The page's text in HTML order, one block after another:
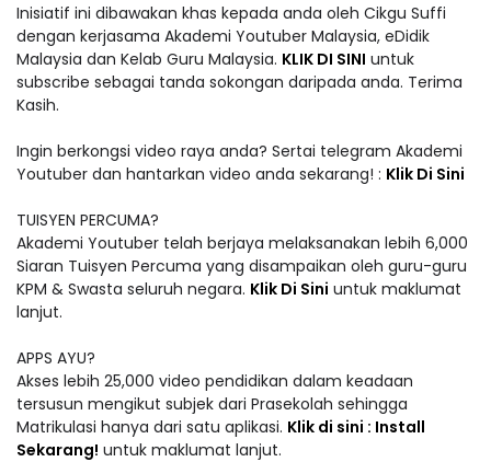
Inisiatif ini dibawakan khas kepada anda oleh Cikgu Suffi
dengan kerjasama Akademi Youtuber Malaysia, eDidik
Malaysia dan Kelab Guru Malaysia. KLIK DI SINI untuk
subscribe sebagai tanda sokongan daripada anda. Terima
Kasih.
Ingin berkongsi video raya anda? Sertai telegram Akademi
Youtuber dan hantarkan video anda sekarang! : Klik Di Sini
TUISYEN PERCUMA?
Akademi Youtuber telah berjaya melaksanakan lebih 6,000
Siaran Tuisyen Percuma yang disampaikan oleh guru-guru
KPM & Swasta seluruh negara. Klik Di Sini untuk maklumat
lanjut.
APPS AYU?
Akses lebih 25,000 video pendidikan dalam keadaan
tersusun mengikut subjek dari Prasekolah sehingga
Matrikulasi hanya dari satu aplikasi. Klik di sini : Install
Sekarang! untuk maklumat lanjut.